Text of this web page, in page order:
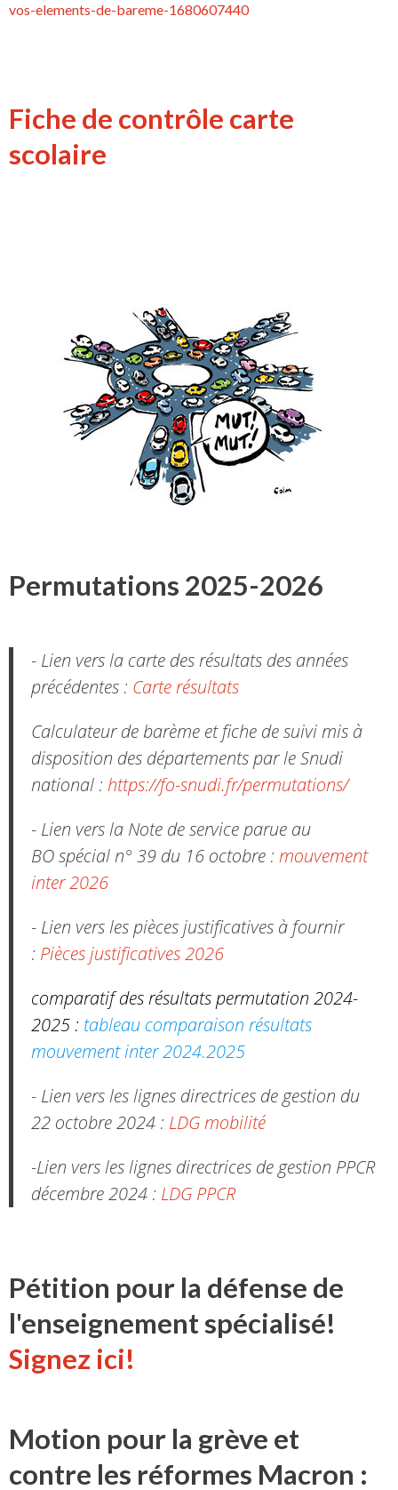
vos-elements-de-bareme-1680607440
Fiche de contrôle carte
scolaire
Permutations 2025-2026
- Lien vers la carte des résultats des années
précédentes : Carte résultats
Calculateur de barème et fiche de suivi mis à
disposition des départements par le Snudi
national : https://fo-snudi.fr/permutations/
- Lien vers la Note de service parue au
BO spécial n° 39 du 16 octobre : mouvement
inter 2026
- Lien vers les pièces justificatives à fournir
: Pièces justificatives 2026
comparatif des résultats permutation 2024-
2025 : tableau comparaison résultats
mouvement inter 2024.2025
- Lien vers les lignes directrices de gestion du
22 octobre 2024 : LDG mobilité
-Lien vers les lignes directrices de gestion PPCR
décembre 2024 : LDG PPCR
Pétition pour la défense de
l'enseignement spécialisé!
Signez ici!
Motion pour la grève et
contre les réformes Macron :